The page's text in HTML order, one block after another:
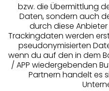
Beratung
Über uns
Rechtliches
bzw. die Übermittlung
Daten, sondern auch
durch diese Anbieter
Trackingdaten werden
pseudonymisierten
wenn du auf den in dem
/ APP wiedergebenden
Partnern handelt es